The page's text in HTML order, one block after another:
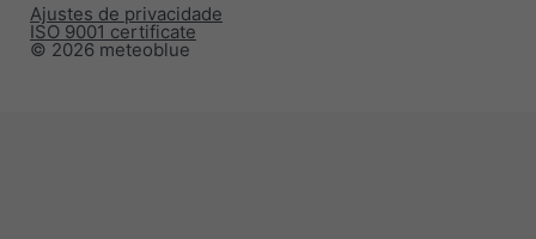
© 2026 meteoblue
ISO 9001 certificate
Ajustes de privacidade